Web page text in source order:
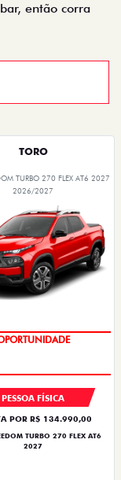
então corra
TORO
TURBO 270 FLEX AT6 2027
2026/2027
PESSOA FÍSICA
POR R$ 134.990,00
TURBO 270 FLEX AT6
2027